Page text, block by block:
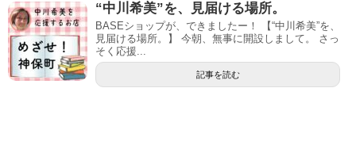
“中川希美”を、見届ける場所。
BASEショップが、できましたー！ 【“中川希美”を、
見届ける場所。】 今朝、無事に開設しまして。 さっ
そく応援...
記事を読む